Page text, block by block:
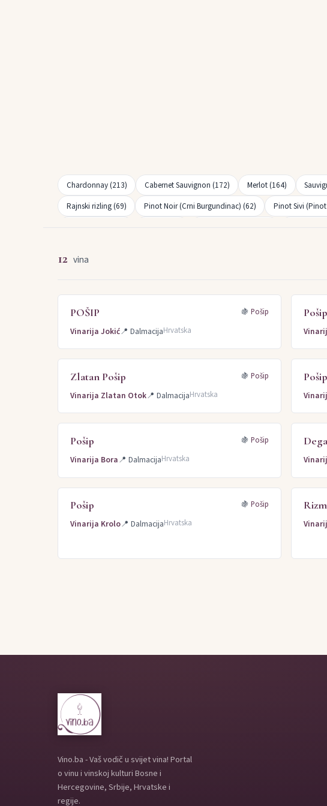
Chardonnay (213) Cabernet Sauvignon (172) Merlot (164)
Rajnski rizling (69)
Pinot Noir (Crni Burgundinac) (62) Pinot Sivi (Pinot
Laški rizling (2)
Župljanka (2) Šardone (2)
Muškat ruža porečki (2)
12 vina
POŠIP 🍇Pošip
Vinarija Jokić📍 DalmacijaHrvatska
Pošip
Zlatan Pošip 🍇Pošip
Vinarija Zlatan Otok📍 DalmacijaHrvatska
Pošip
Pošip 🍇Pošip
Vinarija Bora📍 DalmacijaHrvatska
Pošip 🍇Pošip
Vinarija Krolo📍 DalmacijaHrvatska
Vino.ba - Vaš vodič u svijet vina! Portal
o vinu i vinskoj kulturi Bosne i
Hercegovine, Srbije, Hrvatske i
regije.